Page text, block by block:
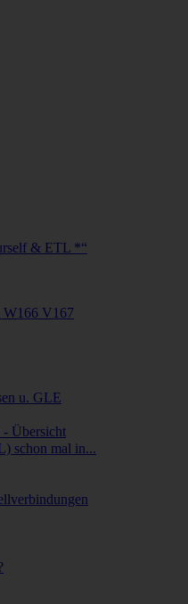
& ETL *“
W166 V167
u. GLE
Übersicht
schon mal in...